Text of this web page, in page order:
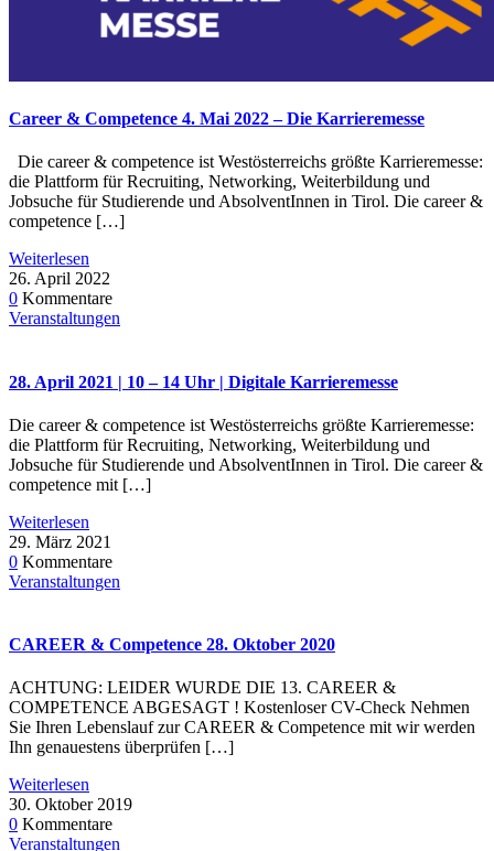
Career & Competence 4. Mai 2022 – Die Karrieremesse
Die career & competence ist Westösterreichs größte Karrieremesse:
die Plattform für Recruiting, Networking, Weiterbildung und
Jobsuche für Studierende und AbsolventInnen in Tirol. Die career &
competence […]
Weiterlesen
26. April 2022
0 Kommentare
Veranstaltungen
28. April 2021 | 10 – 14 Uhr | Digitale Karrieremesse
Die career & competence ist Westösterreichs größte Karrieremesse:
die Plattform für Recruiting, Networking, Weiterbildung und
Jobsuche für Studierende und AbsolventInnen in Tirol. Die career &
competence mit […]
Weiterlesen
29. März 2021
0 Kommentare
Veranstaltungen
CAREER & Competence 28. Oktober 2020
ACHTUNG: LEIDER WURDE DIE 13. CAREER &
COMPETENCE ABGESAGT ! Kostenloser CV-Check Nehmen
Sie Ihren Lebenslauf zur CAREER & Competence mit wir werden
Ihn genauestens überprüfen […]
Weiterlesen
30. Oktober 2019
0 Kommentare
Veranstaltungen